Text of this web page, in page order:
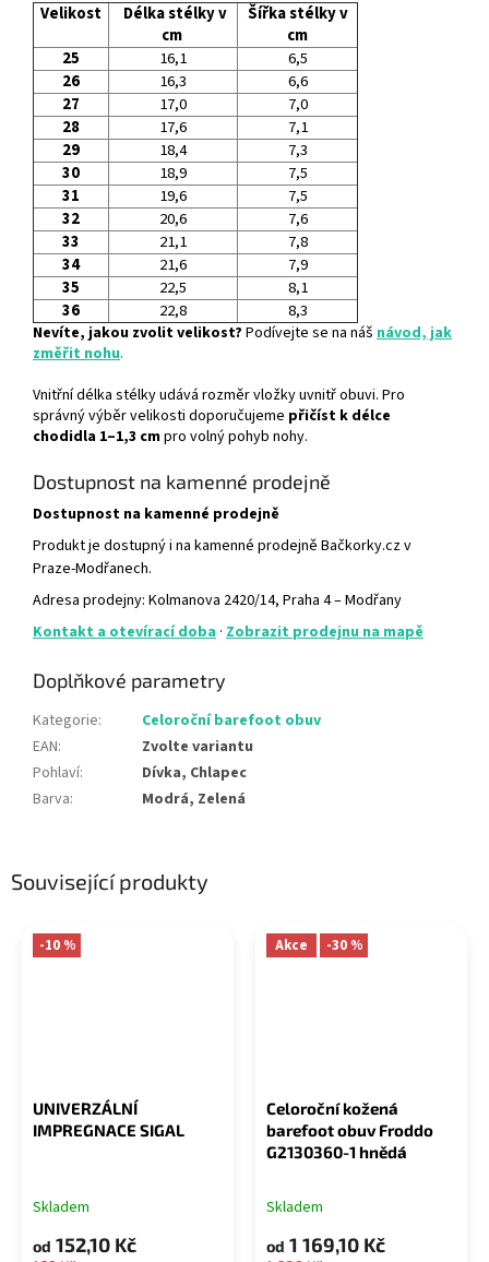
Související produkty
-10 %
UNIVERZÁLNÍ
IMPREGNACE SIGAL
Skladem
od 152,10 Kč
Akce -30 %
Celoroční kožená
barefoot obuv Froddo
G2130360-1 hnědá
Skladem
od 1 169,10 Kč
Velikost
Délka stélky v
cm
Šířka stélky v
cm
25
16,1
6,5
26
16,3
6,6
27
17,0
7,0
28
17,6
7,1
29
18,4
7,3
30
18,9
7,5
31
19,6
7,5
32
20,6
7,6
33
21,1
7,8
34
21,6
7,9
35
22,5
8,1
36
22,8 8,3
Nevíte, jakou zvolit velikost? Podívejte se na náš návod, jak
změřit nohu.
Vnitřní délka stélky udává rozměr vložky uvnitř obuvi. Pro
správný výběr velikosti doporučujeme přičíst k délce
chodidla 1–1,3 cmpro volný pohyb nohy.
Dostupnost na kamenné prodejně
Dostupnost na kamenné prodejně
Produkt je dostupný i na kamenné prodejně Bačkorky.cz v
Praze-Modřanech.
Adresa prodejny: Kolmanova 2420/14, Praha 4 – Modřany
Kontakt a otevírací doba · Zobrazit prodejnu na mapě
Doplňkové parametry
Kategorie:
Celoroční barefoot obuv
EAN:
Zvolte variantu
Pohlaví:
Dívka, Chlapec
Barva: Modrá, Zelená